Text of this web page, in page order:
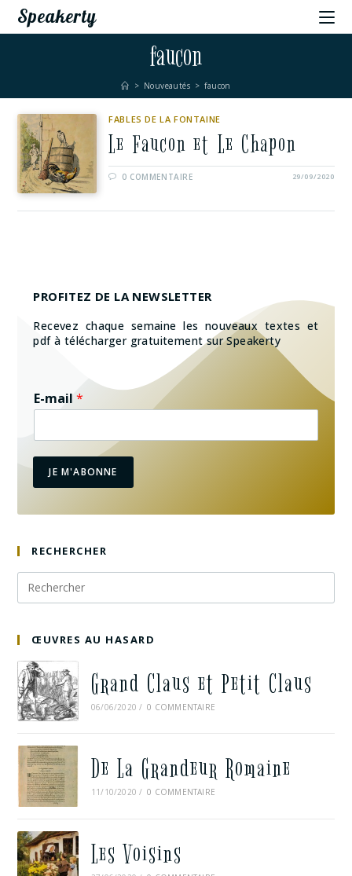
Speakerty
faucon
> Nouveautés > faucon
FABLES DE LA FONTAINE
Le Faucon et Le Chapon
0 COMMENTAIRE 29/09/2020
PROFITEZ DE LA NEWSLETTER
Recevez chaque semaine les nouveaux textes et
pdf à télécharger gratuitement sur Speakerty
E-mail*
JE M'ABONNE
RECHERCHER
ŒUVRES AU HASARD
Grand Claus et Petit Claus
06/06/2020 / 0 COMMENTAIRE
De La Grandeur Romaine
11/10/2020 / 0 COMMENTAIRE
Les Voisins